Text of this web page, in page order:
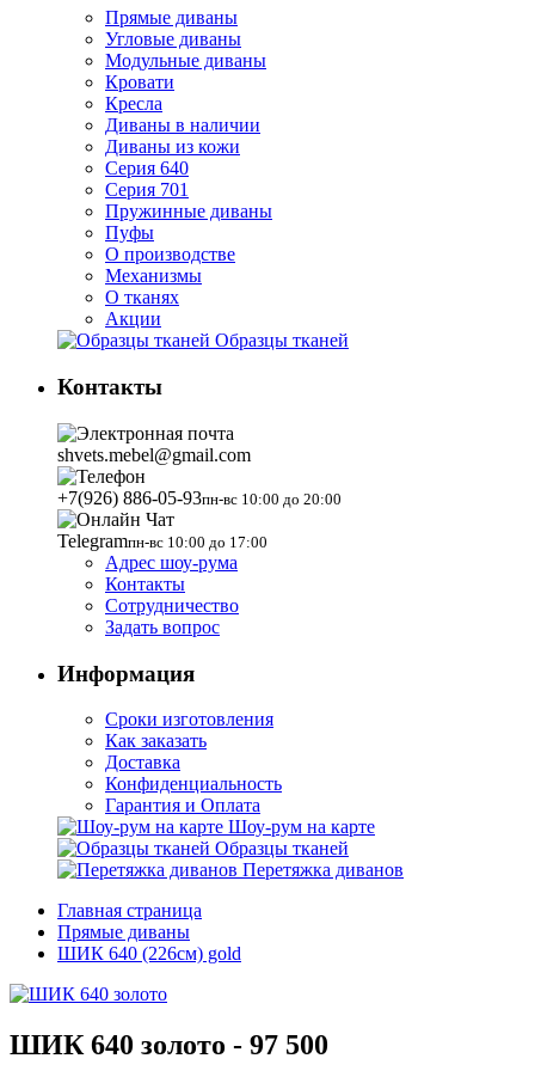
Прямые диваны
Угловые диваны
Модульные диваны
Кровати
Кресла
Диваны в наличии
Диваны из кожи
Серия 640
Серия 701
Пружинные диваны
Пуфы
О производстве
Механизмы
О тканях
Акции
Образцы тканей
Контакты
shvets.mebel@gmail.com
+7(926) 886-05-93пн-вс 10:00 до 20:00
Telegramпн-вс 10:00 до 17:00
Адрес шоу-рума
Контакты
Сотрудничество
Задать вопрос
Информация
Сроки изготовления
Как заказать
Доставка
Конфиденциальность
Гарантия и Оплата
Шоу-рум на карте
Образцы тканей
Перетяжка диванов
Главная страница
Прямые диваны
ШИК 640 (226см) gold
ШИК 640 золото - 97 500